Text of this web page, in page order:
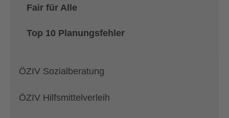
Fair für Alle
Top 10 Planungsfehler
ÖZIV Sozialberatung
ÖZIV Hilfsmittelverleih